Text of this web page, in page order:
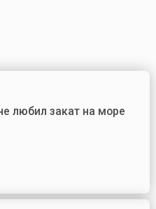
любил закат на море